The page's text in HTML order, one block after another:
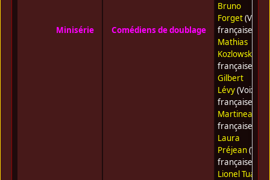
Minisérie Comédiens de doublage
Bruno
Forget(Voix
française) •
Mathias
Kozlowski
française) •
Gilbert
Lévy(Voix
française) •
Martineau
française) •
Laura
Préjean(Voix
française) •
Lionel Tua